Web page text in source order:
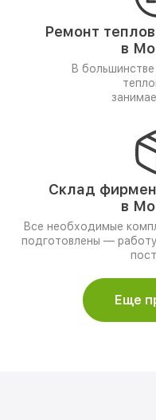
Ремонт
в
В
Склад
в
Все необходимые
подготовлены —
Еще